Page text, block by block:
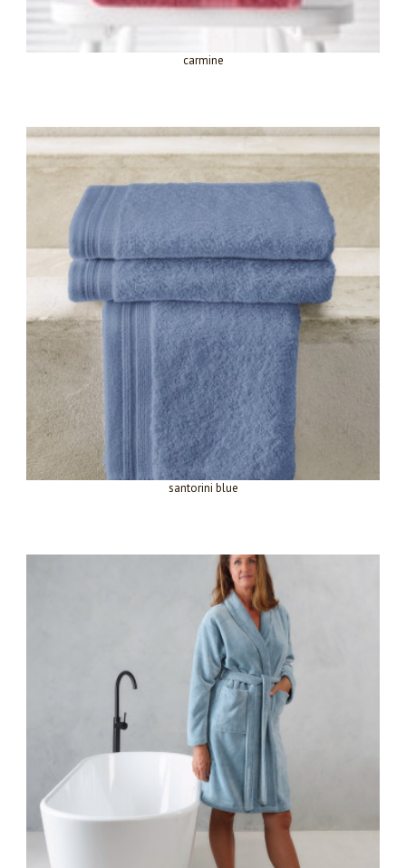
carmine
santorini blue